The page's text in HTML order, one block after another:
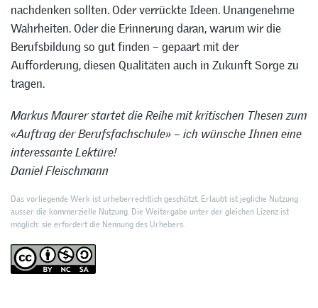
nachdenken sollten. Oder verrückte Ideen. Unangenehme
Wahrheiten. Oder die Erinnerung daran, warum wir die
Berufsbildung so gut finden – gepaart mit der
Aufforderung, diesen Qualitäten auch in Zukunft Sorge zu
tragen.
Markus Maurer startet die Reihe mit kritischen Thesen zum
«Auftrag der Berufsfachschule» – ich wünsche Ihnen eine
interessante Lektüre!
Daniel Fleischmann
Das vorliegende Werk ist urheberrechtlich geschützt. Erlaubt ist jegliche Nutzung
ausser die kommerzielle Nutzung. Die Weitergabe unter der gleichen Lizenz ist
möglich; sie erfordert die Nennung des Urhebers.